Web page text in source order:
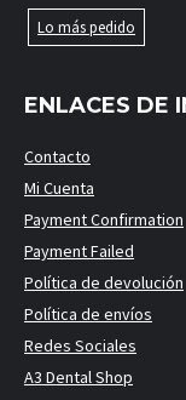
Lo más pedido
ENLACES DE
Contacto
Mi Cuenta
Payment Confirmation
Payment Failed
Política de devolución
Política de envíos
Redes Sociales
A3 Dental Shop